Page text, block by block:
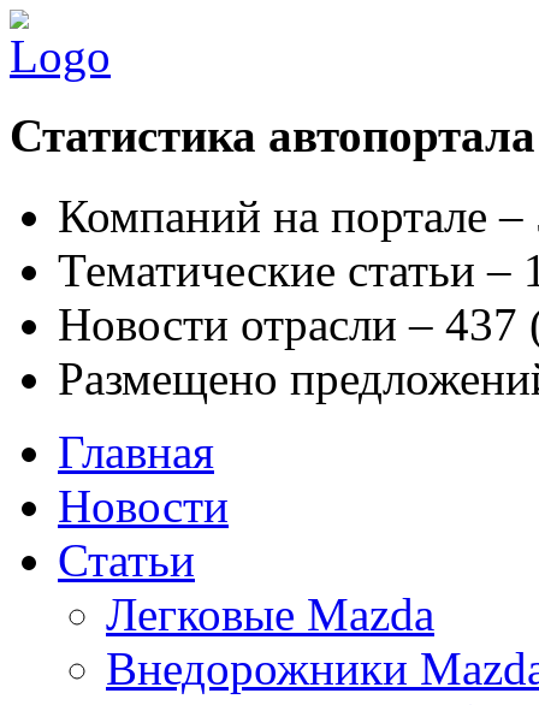
Статистика автопортала
Компаний на портале
Тематические статьи –
Новости отрасли – 437
Размещено
Главная
Новости
Статьи
Легковые Mazda
Внедорожники